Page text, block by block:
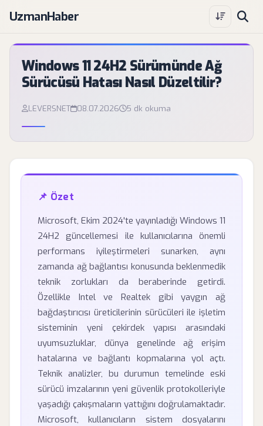
UzmanHaber
Windows 11 24H2 Sürümünde Ağ
Sürücüsü Hatası Nasıl Düzeltilir?
LEVERSNET 08.07.2026 5 dk okuma
📌 Özet
Microsoft, Ekim 2024'te yayınladığı Windows 11
24H2 güncellemesi ile kullanıcılarına önemli
performans iyileştirmeleri sunarken, aynı
zamanda ağ bağlantısı konusunda beklenmedik
teknik zorlukları da beraberinde getirdi.
Özellikle Intel ve Realtek gibi yaygın ağ
bağdaştırıcısı üreticilerinin sürücüleri ile işletim
sisteminin yeni çekirdek yapısı arasındaki
uyumsuzluklar, dünya genelinde ağ erişim
hatalarına ve bağlantı kopmalarına yol açtı.
Teknik analizler, bu durumun temelinde eski
sürücü imzalarının yeni güvenlik protokolleriyle
yaşadığı çakışmaların yattığını doğrulamaktadır.
Microsoft, kullanıcıların sistem dosyalarını